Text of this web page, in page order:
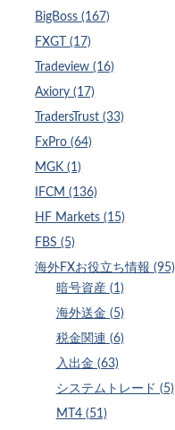
BigBoss (167)
FXGT (17)
Tradeview (16)
Axiory (17)
TradersTrust (33)
FxPro (64)
MGK (1)
IFCM (136)
HF Markets (15)
FBS (5)
海外FXお役立ち情報 (95)
暗号資産 (1)
海外送金 (5)
税金関連 (6)
入出金 (63)
システムトレード (5)
MT4 (51)